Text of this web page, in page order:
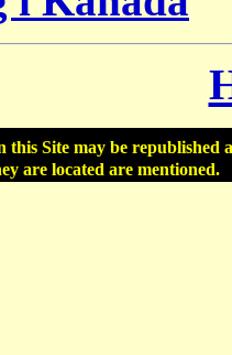
Site may be republished
are located are mentioned.